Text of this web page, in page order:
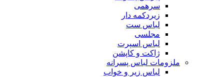
سرهمی
زیردکمه دار
لباس ست
مجلسی
لباس اسپرت
ژاکت و کاپشن
ملزومات لباس پسرانه
لباس زیر و خواب